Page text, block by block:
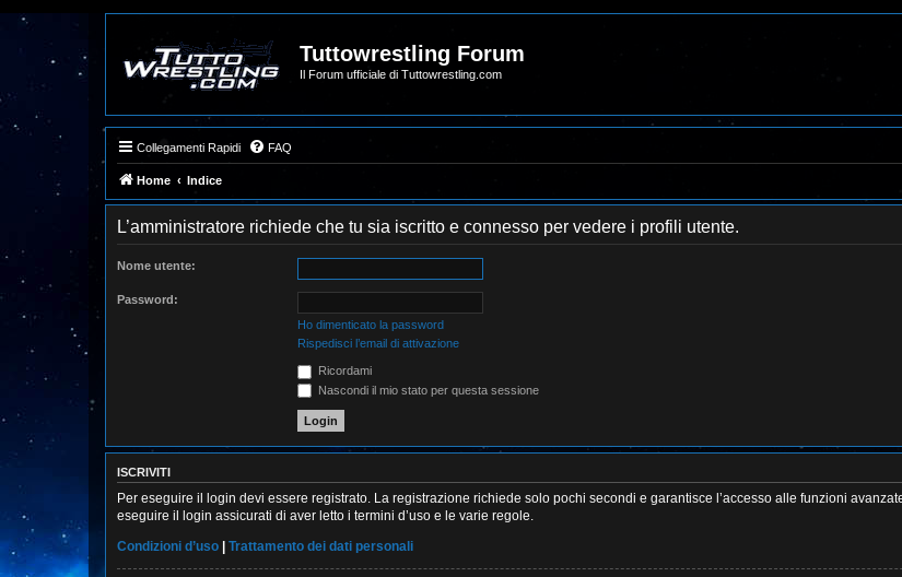
Tuttowrestling Forum
Il Forum ufficiale di Tuttowrestling.com
Collegamenti Rapidi FAQ
Home Indice
L’amministratore richiede che tu sia iscritto e connesso per vedere i profili utente.
Nome utente:
Password:
Ho dimenticato la password
Rispedisci l’email di attivazione
Ricordami
Nascondi il mio stato per questa sessione
ISCRIVITI
Per eseguire il login devi essere registrato. La registrazione richiede solo pochi secondi e garantisce l’accesso alle funzioni
eseguire il login assicurati di aver letto i termini d’uso e le varie regole.
Condizioni d’uso | Trattamento dei dati personali